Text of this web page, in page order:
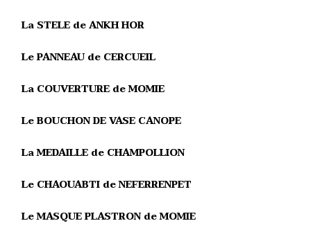
La STELE de ANKH HOR
Le PANNEAU de CERCUEIL
La COUVERTURE de MOMIE
Le BOUCHON DE VASE CANOPE
La MEDAILLE de CHAMPOLLION
Le CHAOUABTI de NEFERRENPET
Le MASQUE PLASTRON de MOMIE